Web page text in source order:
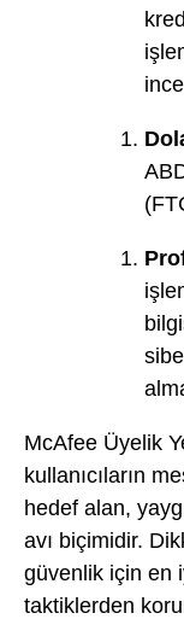
McAfee Üyelik
kullanıcıların
hedef alan,
avı biçimidir.
güvenlik için en
taktiklerden